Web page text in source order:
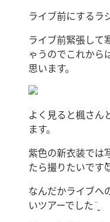
ライブ前にするラ
ライブ前緊張して
ゃうのでこれから
思います。
よく見ると楓さん
ます。
紫色の新衣装では
たら撮りたいです
なんだかライブへ
いツアーでした¨̮